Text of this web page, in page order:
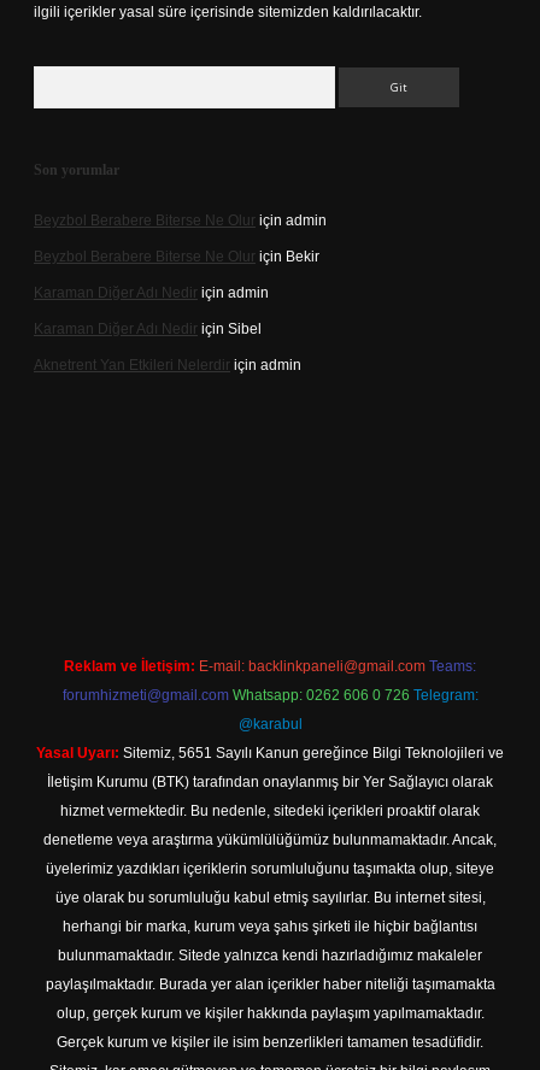
ilgili içerikler yasal süre içerisinde sitemizden kaldırılacaktır.
Son yorumlar
Beyzbol Berabere Biterse Ne Olur için admin
Beyzbol Berabere Biterse Ne Olur için Bekir
Karaman Diğer Adı Nedir için admin
Karaman Diğer Adı Nedir için Sibel
Aknetrent Yan Etkileri Nelerdir için admin
Reklam ve İletişim: E-mail: backlinkpaneli@gmail.com Teams:
forumhizmeti@gmail.com Whatsapp: 0262 606 0 726 Telegram:
@karabul
Yasal Uyarı: Sitemiz, 5651 Sayılı Kanun gereğince Bilgi Teknolojileri ve
İletişim Kurumu (BTK) tarafından onaylanmış bir Yer Sağlayıcı olarak
hizmet vermektedir. Bu nedenle, sitedeki içerikleri proaktif olarak
denetleme veya araştırma yükümlülüğümüz bulunmamaktadır. Ancak,
üyelerimiz yazdıkları içeriklerin sorumluluğunu taşımakta olup, siteye
üye olarak bu sorumluluğu kabul etmiş sayılırlar. Bu internet sitesi,
herhangi bir marka, kurum veya şahıs şirketi ile hiçbir bağlantısı
bulunmamaktadır. Sitede yalnızca kendi hazırladığımız makaleler
paylaşılmaktadır. Burada yer alan içerikler haber niteliği taşımamakta
olup, gerçek kurum ve kişiler hakkında paylaşım yapılmamaktadır.
Gerçek kurum ve kişiler ile isim benzerlikleri tamamen tesadüfidir.